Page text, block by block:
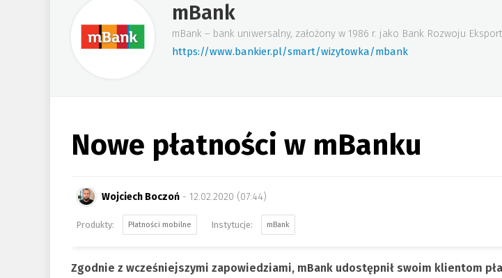
mBank
mBank – bank uniwersalny, założony w 1986 r. jako Bank Rozwoju
https://www.bankier.pl/smart/wizytowka/mbank
Nowe płatności w mBanku
Wojciech Boczoń - 12.02.2020 (07:44)
Płatności mobilne mBank
Zgodnie z wcześniejszymi zapowiedziami, mBank udostępnił swoim klientom